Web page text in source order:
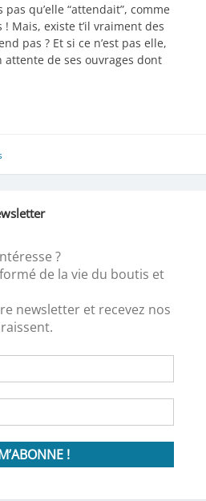
qu’elle “attendait”, comme
Mais, existe t’il vraiment des
pas ? Et si ce n’est pas elle,
attente de ses ouvrages dont
?
de la vie du boutis et
newsletter et recevez nos